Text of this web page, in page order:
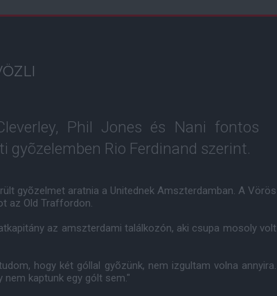
Phil Jones és Nani fontos
gyõzelemben Rio Ferdinand szerint.
gyõzelmet aratnia a Unitednek Amszterdamban. A Vörös
az Old Traffordon.
az amszterdami találkozón, aki csupa mosoly volt
hogy két góllal gyõzünk, nem izgultam volna annyira.
nem kaptunk egy gólt sem."